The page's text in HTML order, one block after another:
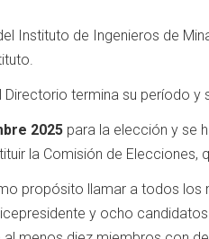
Instituto de Ingenieros de
termina su período y
2025 para la elección y se
la Comisión de Elecciones,
propósito llamar a todos
y ocho